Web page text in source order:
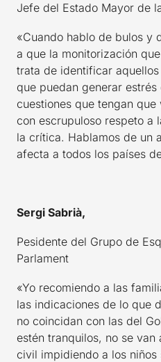
Jefe del Estado Mayor de
«Cuando hablo de bulos y
a que la monitorización
trata de identificar
que puedan generar
cuestiones que tengan
con escrupuloso respeto a
la crítica. Hablamos de un
afecta a todos los países
Sergi Sabrià,
Pesidente del Grupo de
Parlament
«Yo recomiendo a las
las indicaciones de lo que
no coincidan con las del
estén tranquilos, no se
civil impidiendo a los